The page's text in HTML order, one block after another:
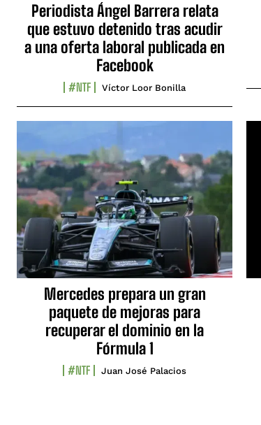
Periodista Ángel Barrera relata
que estuvo detenido tras acudir
a una oferta laboral publicada en
Facebook
#NTF Víctor Loor Bonilla
Mercedes prepara un gran
paquete de mejoras para
recuperar el dominio en la
Fórmula 1
#NTF Juan José Palacios